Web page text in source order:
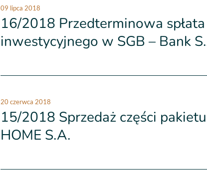
09 lipca 2018
16/2018 Przedterminowa
inwestycyjnego w SGB – Bank
20 czerwca 2018
15/2018 Sprzedaż części
HOME S.A.